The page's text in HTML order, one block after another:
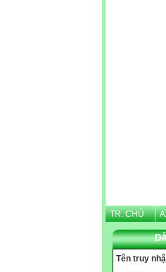
TR. CHỦ
Tên truy